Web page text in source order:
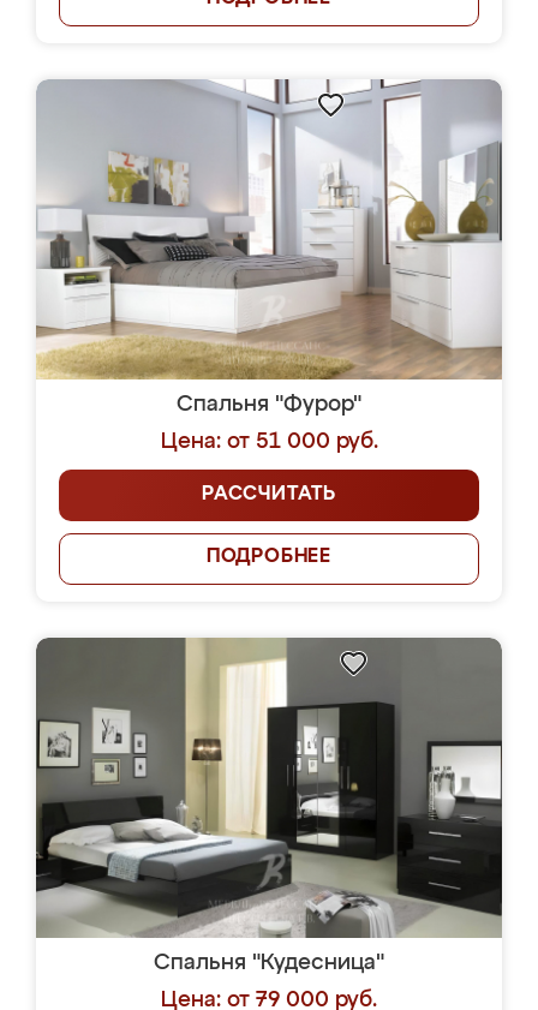
Спальня "Фурор"
Цена: от 51 000 руб.
РАССЧИТАТЬ
ПОДРОБНЕЕ
Спальня "Кудесница"
Цена: от 79 000 руб.